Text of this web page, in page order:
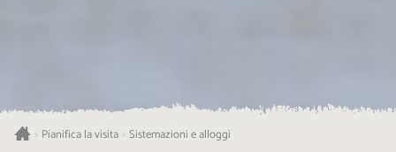
> Pianifica la visita > Sistemazioni e alloggi